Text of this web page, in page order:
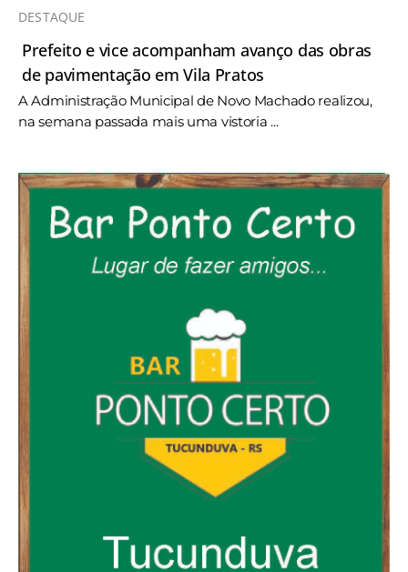
DESTAQUE
Prefeito e vice acompanham avanço das obras
de pavimentação em Vila Pratos
A Administração Municipal de Novo Machado realizou,
na semana passada mais uma vistoria ...